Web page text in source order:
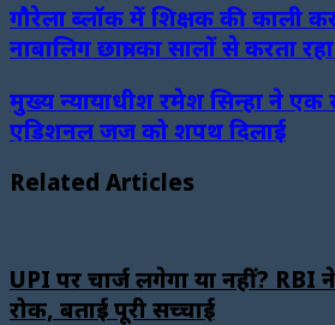
गौरेला ब्लॉक में शिक्षक की काली
नाबालिग छात्रा का सालों से करता
मुख्य न्यायाधीश रमेश सिन्हा ने
एडिशनल जज को शपथ दिलाई
Related Articles
UPI पर चार्ज लगेगा या नहीं? RBI
रोक, बताई पूरी सच्चाई